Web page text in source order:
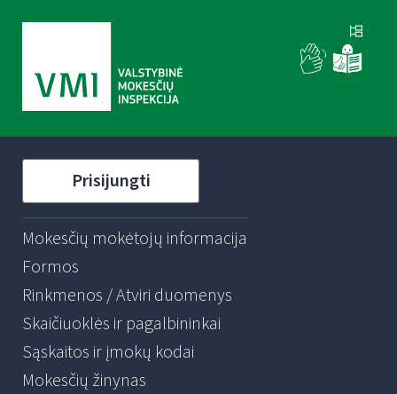
Prisijungti
Mokesčių mokėtojų informacija
Formos
Rinkmenos / Atviri duomenys
Skaičiuoklės ir pagalbininkai
Sąskaitos ir įmokų kodai
Mokesčių žinynas